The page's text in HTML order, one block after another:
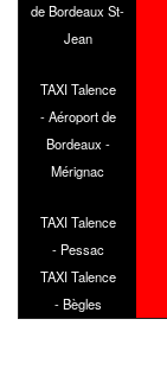
de Bordeaux St-
Jean
TAXI Talence
- Aéroport de
Bordeaux -
Mérignac
TAXI Talence
- Pessac
TAXI Talence
- Bègles